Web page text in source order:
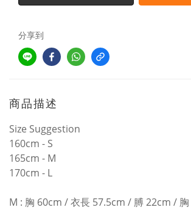
分享到
商品描述
Size Suggestion
160cm - S
165cm - M
170cm - L
M : 胸 60cm / 衣長 57.5cm / 膊 22cm /